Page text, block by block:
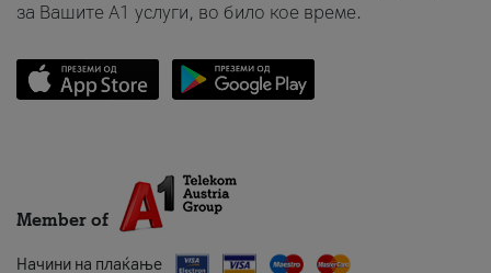
за Вашите A1 услуги, во било кое време.
Member of
Начини на плаќање